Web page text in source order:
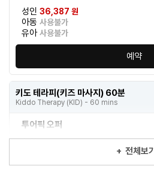
성인 36,387 원
아동 사용불가
유아사용불가
예약
키도 테라피(키즈 마사지) 60분
Kiddo Therapy (KID) - 60 mins
투어픽 오퍼
성인사용불가
유아사용불가
+ 전체보기